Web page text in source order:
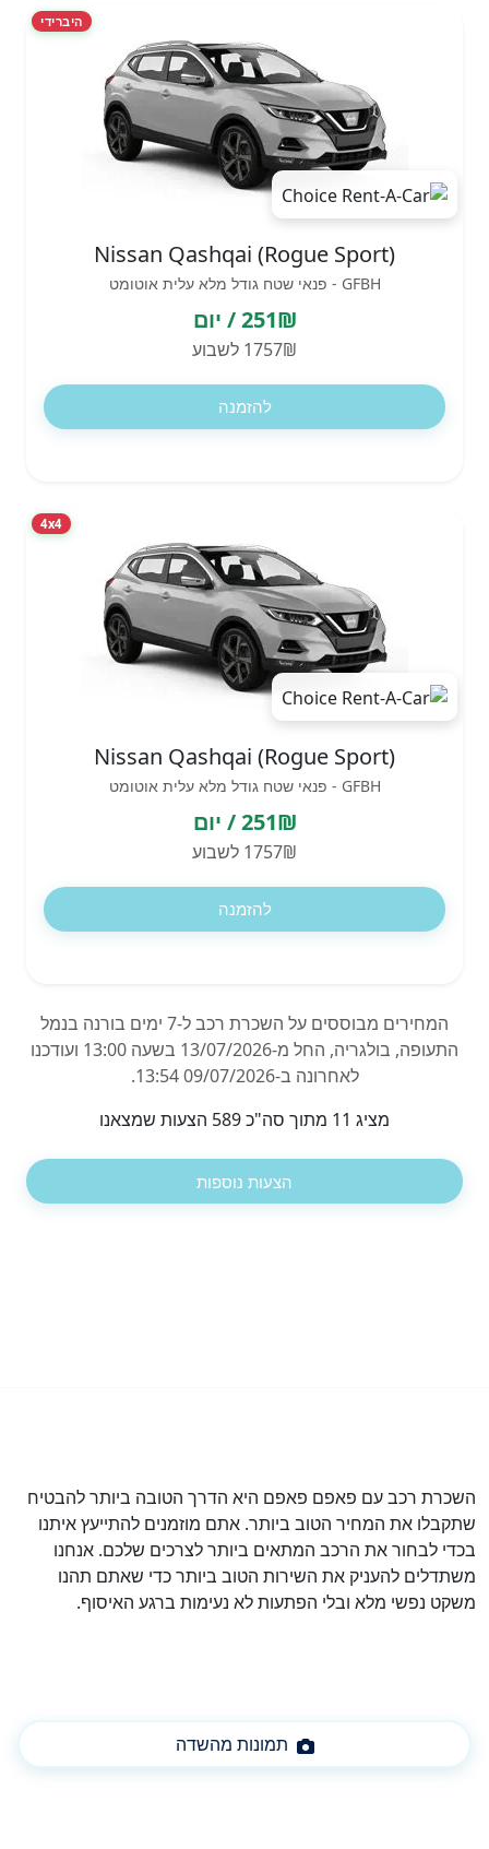
היברידי
Nissan Qashqai (Rogue Sport)
GFBH - פנאי שטח גודל מלא עלית אוטומט
251₪ / יום
1757₪ לשבוע
להזמנה
4x4
Nissan Qashqai (Rogue Sport)
GFBH - פנאי שטח גודל מלא עלית אוטומט
251₪ / יום
1757₪ לשבוע
להזמנה
המחירים מבוססים על השכרת רכב ל-7 ימים בורנה בנמל
התעופה, בולגריה, החל מ-13/07/2026 בשעה 13:00 ועודכנו
לאחרונה ב-09/07/2026 13:54.
מציג 11 מתוך סה"כ 589 הצעות שמצאנו
הצעות נוספות
השכרת רכב עם פאפם פאפם היא הדרך הטובה ביותר להבטיח
שתקבלו את המחיר הטוב ביותר. אתם מוזמנים להתייעץ איתנו
בכדי לבחור את הרכב המתאים ביותר לצרכים שלכם. אנחנו
משתדלים להעניק את השירות הטוב ביותר כדי שאתם תהנו
משקט נפשי מלא ובלי הפתעות לא נעימות ברגע האיסוף.
תמונות מהשדה